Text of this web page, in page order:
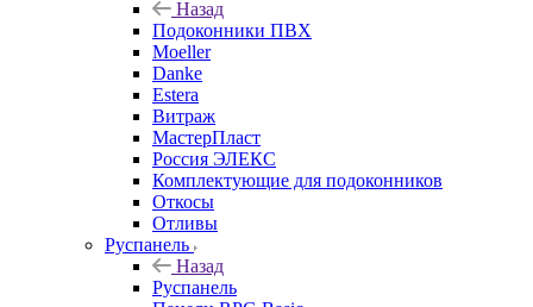
Назад
Подоконники ПВХ
Moeller
Danke
Estera
Витраж
МастерПласт
Россия ЭЛЕКС
Комплектующие для подоконников
Откосы
Отливы
Руспанель
Назад
Руспанель